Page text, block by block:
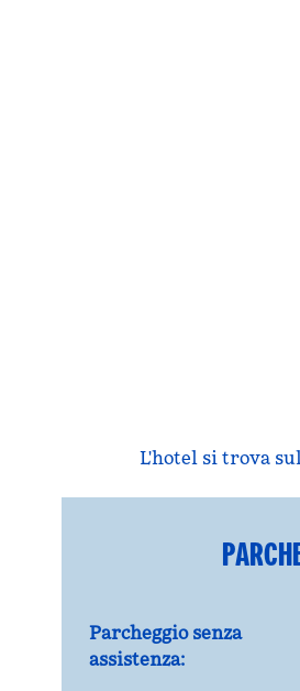
L'hotel si trova
Parcheggio senza
assistenza: